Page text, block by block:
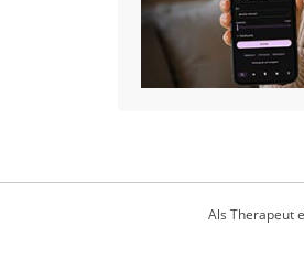
Als Therapeut